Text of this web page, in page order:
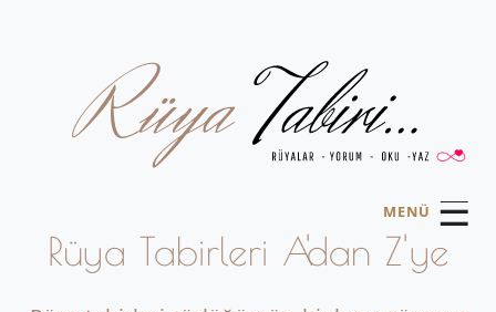
MENÜ ☰
Rüya Tabirleri A'dan Z'ye